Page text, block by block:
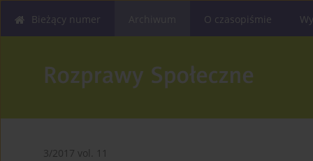
Bieżący numer O czasopiśmie
3/2017 vol. 11